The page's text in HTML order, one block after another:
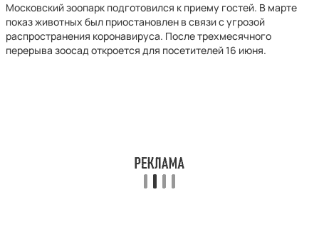
Московский зоопарк подготовился к приему гостей. В марте
показ животных был приостановлен в связи с угрозой
распространения коронавируса. После трехмесячного
перерыва зоосад откроется для посетителей 16 июня.